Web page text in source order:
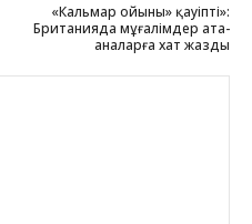
«Кальмар ойыны» қауіпті»:
Британияда мұғалімдер ата-
аналарға хат жазды